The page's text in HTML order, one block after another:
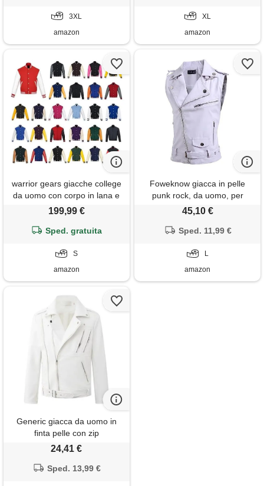
crema - 3xl
3XL
amazon
foresta e crema - xl
XL
amazon
warrior gears giacche college
da uomo con corpo in lana e
maniche in pelle, giacca
retrò a righe, corpo in lana e
giallo dorato - s
199,99 €
Sped. gratuita
S
amazon
Foweknow giacca in pelle
punk rock, da uomo, per
motociclisti, slim fit, risvolti,
classico, con chiusura lampo,
bianco, l
45,10 €
Sped. 11,99 €
L
amazon
Generic giacca da uomo in
finta pelle con zip
asimmetrica, stile classico e
giacca da motociclista,
24,41 €
Sped. 13,99 €